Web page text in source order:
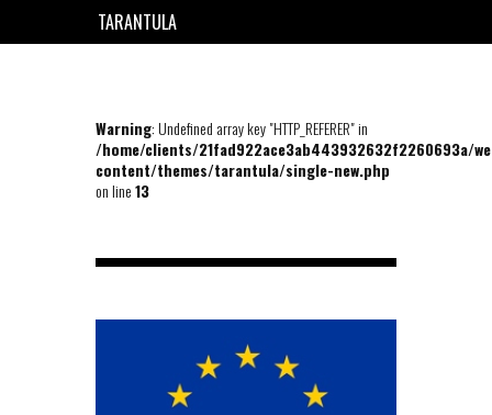
TARANTULA
Warning: Undefined array key "HTTP_REFERER" in
/home/clients/21fad922ace3ab443932632f2260693a/
content/themes/tarantula/single-new.php
on line13